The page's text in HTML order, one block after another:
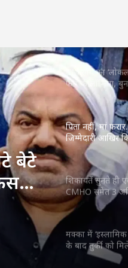
बेटे
CM साय का
फैब’ की लॉन्चिंग,
मदद;
पिता नहीं, मां
जिम्मेदारी आखिर
शिकायतें सुनते ही
CMHO समेत 3
मक्का में
के बाद तुर्की को